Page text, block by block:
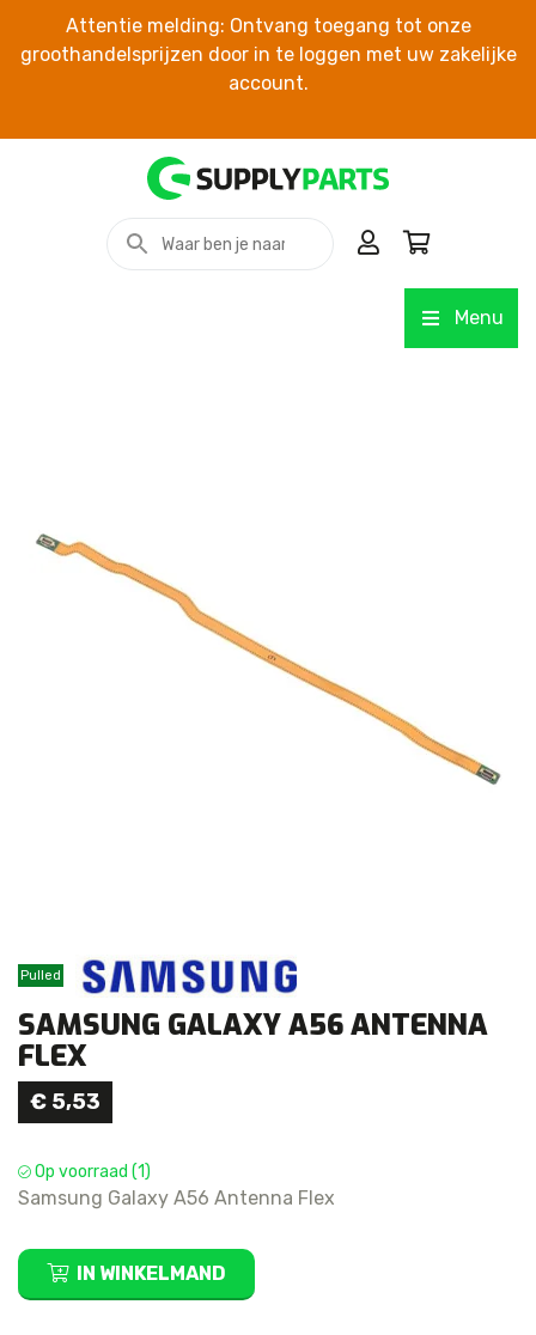
Attentie melding: Ontvang toegang tot onze
groothandelsprijzen door in te loggen met uw zakelijke
account.
Menu
Pulled
SAMSUNG GALAXY A56 ANTENNA
FLEX
€ 5,53
Op voorraad (1)
Samsung Galaxy A56 Antenna Flex
Samsung
Galaxy
IN WINKELMAND